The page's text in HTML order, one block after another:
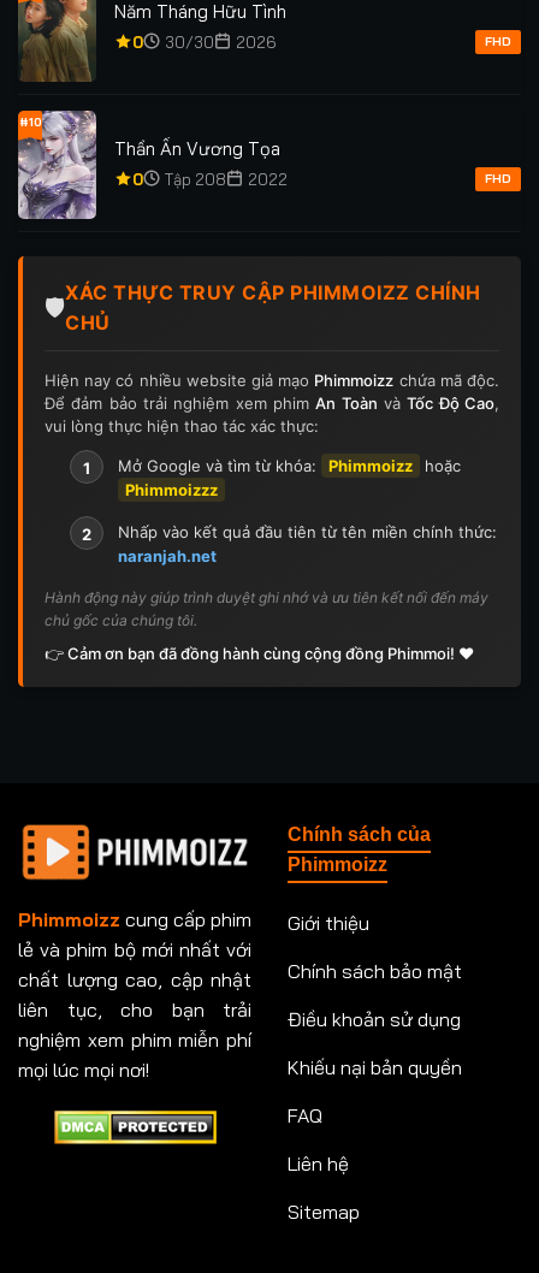
Năm Tháng Hữu Tình
0 30/30 2026 FHD
#10
Thần Ấn Vương Tọa
0 Tập 208 2022 FHD
🛡️
XÁC THỰC TRUY CẬP PHIMMOIZZ CHÍNH
CHỦ
Hiện nay có nhiều website giả mạo Phimmoizz chứa mã độc.
Để đảm bảo trải nghiệm xem phimAn Toàn vàTốc Độ Cao,
vui lòng thực hiện thao tác xác thực:
1 Mở Google và tìm từ khóa: Phimmoizz
hoặc
Phimmoizzz
2
Nhấp vào kết quả đầu tiên từ tên miền chính thức:
naranjah.net
Hành động này giúp trình duyệt ghi nhớ và ưu tiên kết nối đến máy
chủ gốc của chúng tôi.
👉 Cảm ơn bạn đã đồng hành cùng cộng đồng Phimmoi! ❤️
Phimmoizz cung cấp phim
lẻ và phim bộ mới nhất với
chất lượng cao, cập nhật
liên tục, cho bạn trải
nghiệm xem phim miễn phí
mọi lúc mọi nơi!
Chính sách của
Phimmoizz
Giới thiệu
Chính sách bảo mật
Điều khoản sử dụng
Khiếu nại bản quyền
FAQ
Liên hệ
Sitemap